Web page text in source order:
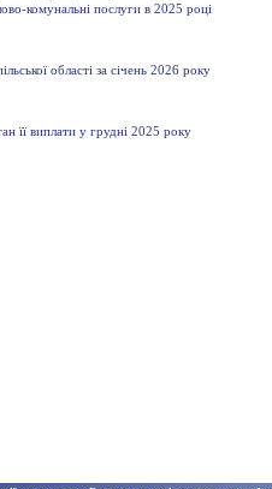
комунальні послуги в 2025 році
області за січень 2026 року
її виплати у грудні 2025 року